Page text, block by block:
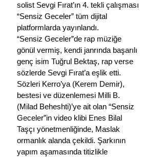
solist Sevgi Fırat’ın 4. tekli çalışması
“Sensiz Geceler” tüm dijital
platformlarda yayınlandı.
“Sensiz Geceler”de rap müziğe
gönül vermiş, kendi janrında başarılı
genç isim Tuğrul Bektaş, rap verse
sözlerde Sevgi Fırat’a eşlik etti.
Sözleri Kerro’ya (Kerem Demir),
bestesi ve düzenlemesi Milli B.
(Milad Beheshti)’ye ait olan “Sensiz
Geceler”in video klibi Enes Bilal
Taşçı yönetmenliğinde, Maslak
ormanlık alanda çekildi. Şarkının
yapım aşamasında titizlikle